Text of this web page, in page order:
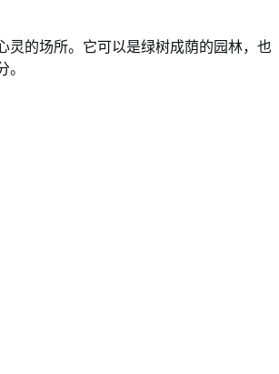
灵的场所。它可以是绿树成荫的园林，也